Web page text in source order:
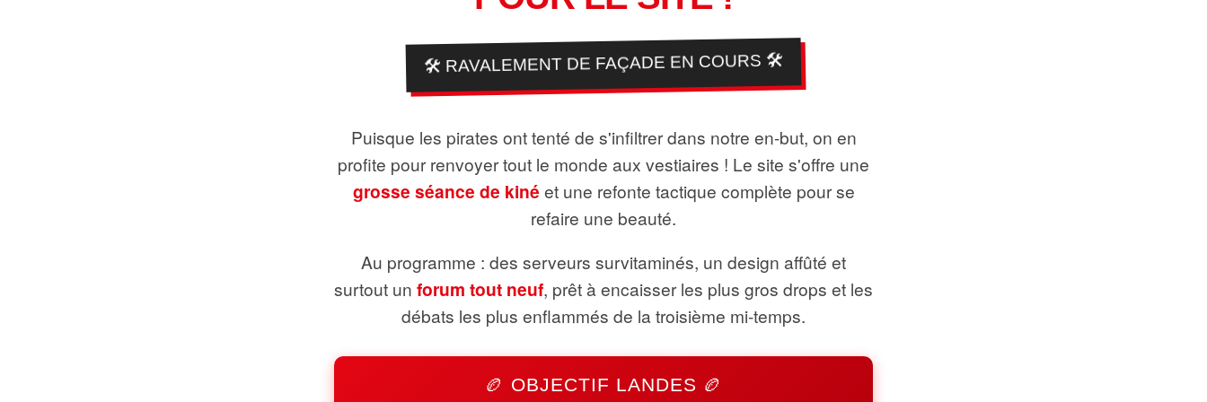
🛠️ RAVALEMENT DE FAÇADE EN COURS 🛠️
Puisque les pirates ont tenté de s'infiltrer dans notre en-but, on en
profite pour renvoyer tout le monde aux vestiaires ! Le site s'offre une
grosse séance de kiné et une refonte tactique complète pour se
refaire une beauté.
Au programme : des serveurs survitaminés, un design affûté et
surtout un forum tout neuf, prêt à encaisser les plus gros drops et les
débats les plus enflammés de la troisième mi-temps.
🏉 OBJECTIF LANDES 🏉